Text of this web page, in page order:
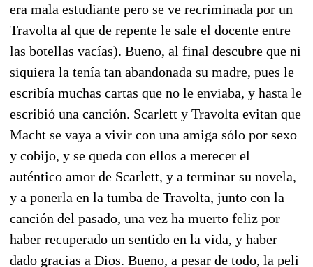
era mala estudiante pero se ve recriminada por un
Travolta al que de repente le sale el docente entre
las botellas vacías). Bueno, al final descubre que ni
siquiera la tenía tan abandonada su madre, pues le
escribía muchas cartas que no le enviaba, y hasta le
escribió una canción. Scarlett y Travolta evitan que
Macht se vaya a vivir con una amiga sólo por sexo
y cobijo, y se queda con ellos a merecer el
auténtico amor de Scarlett, y a terminar su novela,
y a ponerla en la tumba de Travolta, junto con la
canción del pasado, una vez ha muerto feliz por
haber recuperado un sentido en la vida, y haber
dado gracias a Dios. Bueno, a pesar de todo, la peli